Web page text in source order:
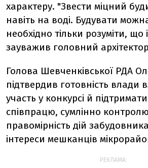
характеру. "Звести міцний
навіть на воді. Будувати
необхідно тільки розуміти, що
зауважив головний
Голова Шевченківської РДА
підтвердив готовність влади
участь у конкурсі й
співпрацю, сумлінно
правомірність дій
інтереси мешканців
РЕКЛАМА: